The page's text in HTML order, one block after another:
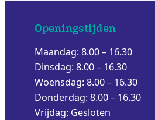
Openingstijden
Maandag: 8.00 – 16.30
Dinsdag: 8.00 – 16.30
Woensdag: 8.00 – 16.30
Donderdag: 8.00 – 16.30
Vrijdag: Gesloten